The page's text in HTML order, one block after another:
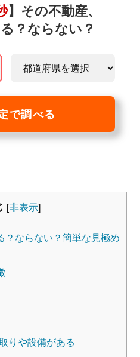
】その不動産、
？ならない？
で調べる
[非表示]
？ならない？簡単な見極め
りや設備がある